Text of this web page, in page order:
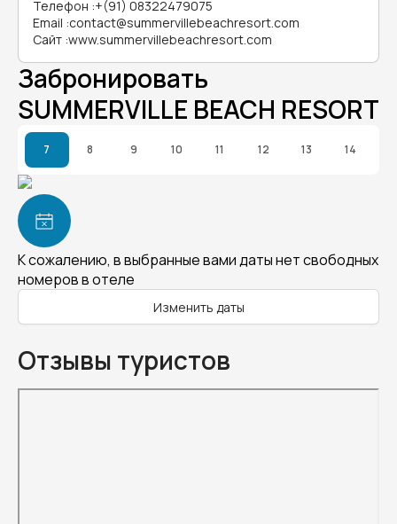
Телефон :+(91) 08322479075
Email :contact@summervillebeachresort.com
Сайт :www.summervillebeachresort.com
Забронировать
SUMMERVILLE BEACH RESORT
7 8 9 10 11 12 13 14
К сожалению, в выбранные вами даты нет свободных
номеров в отеле
Изменить даты
Отзывы туристов